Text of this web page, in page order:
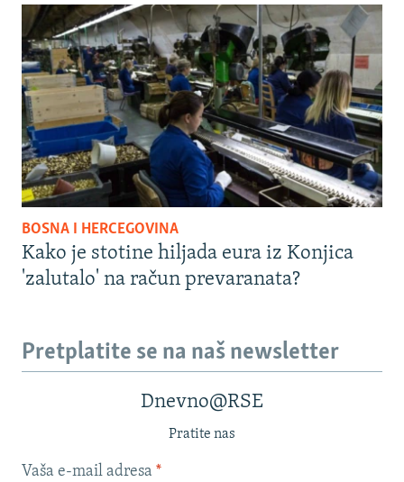
BOSNA I HERCEGOVINA
Kako je stotine hiljada eura iz Konjica
'zalutalo' na račun prevaranata?
Pretplatite se na naš newsletter
Dnevno@RSE
Pratite nas
Vaša e-mail adresa *